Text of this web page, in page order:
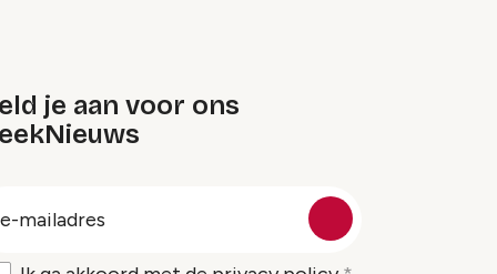
je aan voor ons